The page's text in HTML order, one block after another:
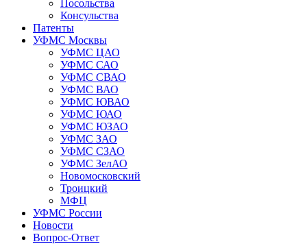
Посольства
Консульства
Патенты
УФМС Москвы
УФМС ЦАО
УФМС САО
УФМС СВАО
УФМС ВАО
УФМС ЮВАО
УФМС ЮАО
УФМС ЮЗАО
УФМС ЗАО
УФМС СЗАО
УФМС ЗелАО
Новомосковский
Троицкий
МФЦ
УФМС России
Новости
Вопрос-Ответ